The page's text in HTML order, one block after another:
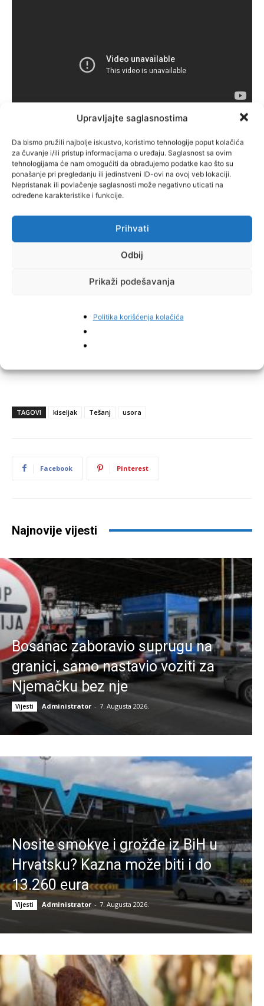
Upravljajte saglasnostima
Da bismo pružili najbolje iskustvo, koristimo tehnologije poput kolačića
za čuvanje i/ili pristup informacijama o uređaju. Saglasnost sa ovim
tehnologijama će nam omogućiti da obrađujemo podatke kao što su
ponašanje pri pregledanju ili jedinstveni ID-ovi na ovoj veb lokaciji.
Nepristanak ili povlačenje saglasnosti može negativno uticati na
određene karakteristike i funkcije.
Prihvati
Odbij
Prikaži podešavanja
Politika korišćenja kolačića
TAGOVI kiseljak Tešanj usora
Facebook Pinterest
Najnovije vijesti
Bosanac zaboravio suprugu na
granici, samo nastavio voziti za
Njemačku bez nje
Vijesti Administrator - 7. Augusta 2026.
Nosite smokve i grožđe iz BiH u
Hrvatsku? Kazna može biti i do
13.260 eura
Vijesti Administrator - 7. Augusta 2026.